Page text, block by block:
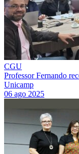
CGU
Professor Fernando
Unicamp
06 ago 2025